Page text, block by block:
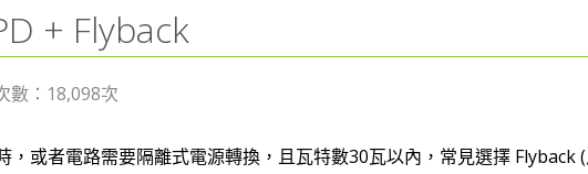
+ Flyback
：18,098次
，或者電路需要隔離式電源轉換，且瓦特數30瓦以內，常見選擇 Flyback